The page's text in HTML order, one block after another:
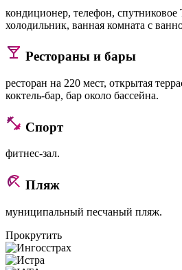
кондиционер, телефон, спутниковое
холодильник, ванная комната с
Рестораны и бары
ресторан на 220 мест, открытая
коктель-бар, бар около бассейна.
Спорт
фитнес-зал.
Пляж
муниципальный песчаный пляж.
Прокрутить